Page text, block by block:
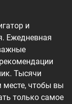
и
Ежедневная
Тысячи
месте, чтобы вы
только самое